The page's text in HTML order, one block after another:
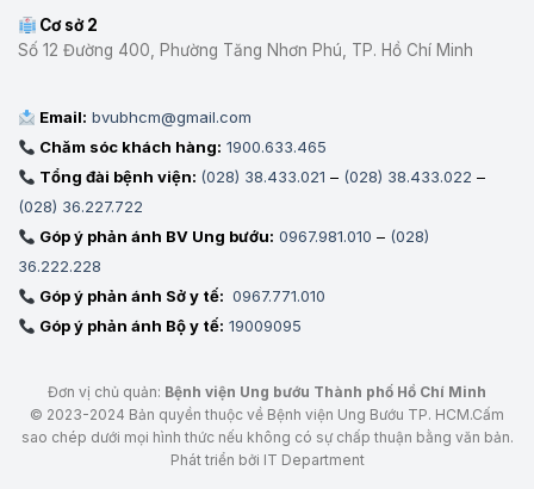
Cơ sở 2
Số 12 Đường 400, Phường Tăng Nhơn Phú, TP. Hồ Chí Minh
Email: bvubhcm@gmail.com
Chăm sóc khách hàng: 1900.633.465
Tổng đài bệnh viện: (028) 38.433.021 – (028) 38.433.022 –
(028) 36.227.722
Góp ý phản ánh BV Ung bướu: 0967.981.010 – (028)
36.222.228
Góp ý phản ánh Sở y tế: 0967.771.010
Góp ý phản ánh Bộ y tế: 19009095
Đơn vị chủ quản: Bệnh viện Ung bướu Thành phố Hồ Chí Minh
© 2023-2024 Bản quyền thuộc về Bệnh viện Ung Bướu TP. HCM.Cấm
sao chép dưới mọi hình thức nếu không có sự chấp thuận bằng văn bản.
Phát triển bởi IT Department